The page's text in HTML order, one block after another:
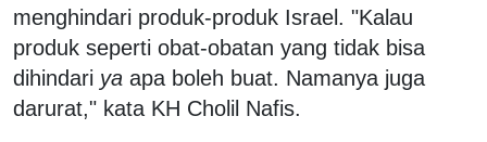
menghindari produk-produk Israel. "Kalau
produk seperti obat-obatan yang tidak bisa
dihindari ya apa boleh buat. Namanya juga
darurat," kata KH Cholil Nafis.